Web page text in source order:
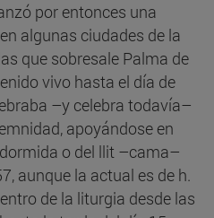
por entonces una
algunas ciudades de la
que sobresale Palma de
vivo hasta el día de
–y celebra todavía–
apoyándose en
o del llit –cama–
aunque la actual es de h.
de la liturgia desde las